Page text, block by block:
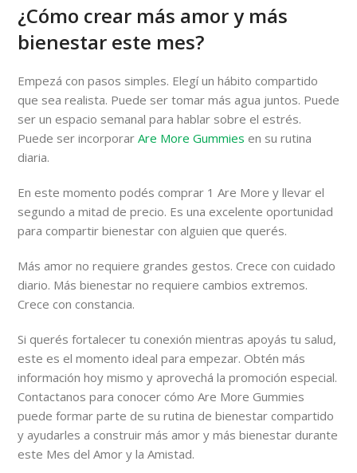
¿Cómo crear más amor y más
bienestar este mes?
Empezá con pasos simples. Elegí un hábito compartido
que sea realista. Puede ser tomar más agua juntos. Puede
ser un espacio semanal para hablar sobre el estrés.
Puede ser incorporar Are More Gummies en su rutina
diaria.
En este momento podés comprar 1 Are More y llevar el
segundo a mitad de precio. Es una excelente oportunidad
para compartir bienestar con alguien que querés.
Más amor no requiere grandes gestos. Crece con cuidado
diario. Más bienestar no requiere cambios extremos.
Crece con constancia.
Si querés fortalecer tu conexión mientras apoyás tu salud,
este es el momento ideal para empezar. Obtén más
información hoy mismo y aprovechá la promoción especial.
Contactanos para conocer cómo Are More Gummies
puede formar parte de su rutina de bienestar compartido
y ayudarles a construir más amor y más bienestar durante
este Mes del Amor y la Amistad.